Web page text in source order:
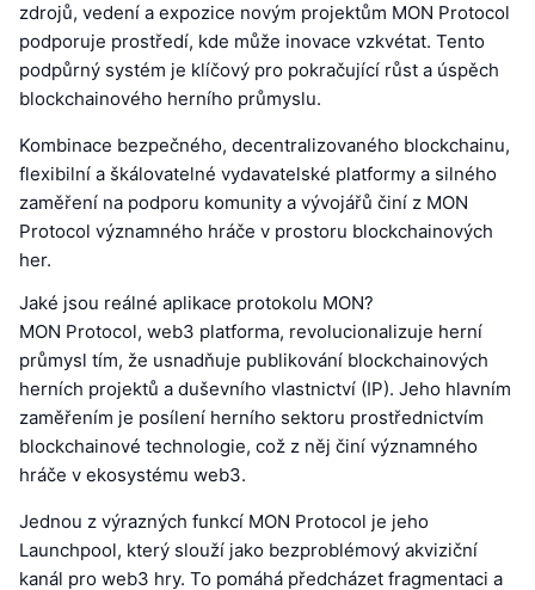
zdrojů, vedení a expozice novým projektům MON Protocol
podporuje prostředí, kde může inovace vzkvétat. Tento
podpůrný systém je klíčový pro pokračující růst a úspěch
blockchainového herního průmyslu.
Kombinace bezpečného, decentralizovaného blockchainu,
flexibilní a škálovatelné vydavatelské platformy a silného
zaměření na podporu komunity a vývojářů činí z MON
Protocol významného hráče v prostoru blockchainových
her.
Jaké jsou reálné aplikace protokolu MON?
MON Protocol, web3 platforma, revolucionalizuje herní
průmysl tím, že usnadňuje publikování blockchainových
herních projektů a duševního vlastnictví (IP). Jeho hlavním
zaměřením je posílení herního sektoru prostřednictvím
blockchainové technologie, což z něj činí významného
hráče v ekosystému web3.
Jednou z výrazných funkcí MON Protocol je jeho
Launchpool, který slouží jako bezproblémový akviziční
kanál pro web3 hry. To pomáhá předcházet fragmentaci a